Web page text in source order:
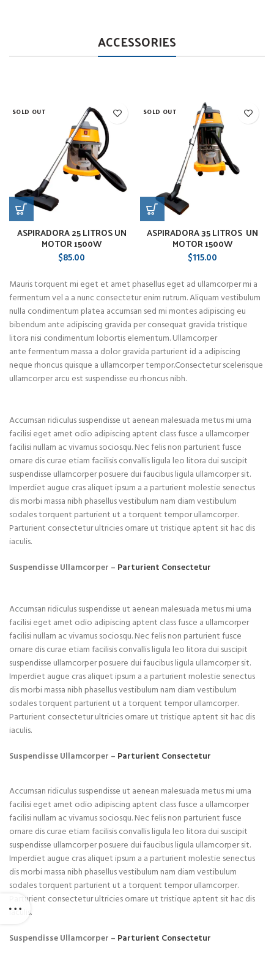
ACCESSORIES
SOLD OUT
ASPIRADORA 25 LITROS UN
MOTOR 1500W
$85.00
SOLD OUT
ASPIRADORA 35 LITROS UN
MOTOR 1500W
$115.00
Mauris torquent mi eget et amet phasellus eget ad ullamcorper mi a
fermentum vel a a nunc consectetur enim rutrum. Aliquam vestibulum
nulla condimentum platea accumsan sed mi montes adipiscing eu
bibendum ante adipiscing gravida per consequat gravida tristique
litora nisi condimentum lobortis elementum. Ullamcorper
ante fermentum massa a dolor gravida parturient id a adipiscing
neque rhoncus quisque a ullamcorper tempor.Consectetur scelerisque
ullamcorper arcu est suspendisse eu rhoncus nibh.
Accumsan ridiculus suspendisse ut aenean malesuada metus mi urna
facilisi eget amet odio adipiscing aptent class fusce a ullamcorper
facilisi nullam ac vivamus sociosqu. Nec felis non parturient fusce
ornare dis curae etiam facilisis convallis ligula leo litora dui suscipit
suspendisse ullamcorper posuere dui faucibus ligula ullamcorper sit.
Imperdiet augue cras aliquet ipsum a a parturient molestie senectus
dis morbi massa nibh phasellus vestibulum nam diam vestibulum
sodales torquent parturient ut a torquent tempor ullamcorper.
Parturient consectetur ultricies ornare ut tristique aptent sit hac dis
iaculis.
Suspendisse Ullamcorper – Parturient Consectetur
Accumsan ridiculus suspendisse ut aenean malesuada metus mi urna
facilisi eget amet odio adipiscing aptent class fusce a ullamcorper
facilisi nullam ac vivamus sociosqu. Nec felis non parturient fusce
ornare dis curae etiam facilisis convallis ligula leo litora dui suscipit
suspendisse ullamcorper posuere dui faucibus ligula ullamcorper sit.
Imperdiet augue cras aliquet ipsum a a parturient molestie senectus
dis morbi massa nibh phasellus vestibulum nam diam vestibulum
sodales torquent parturient ut a torquent tempor ullamcorper.
Parturient consectetur ultricies ornare ut tristique aptent sit hac dis
iaculis.
Suspendisse Ullamcorper – Parturient Consectetur
Accumsan ridiculus suspendisse ut aenean malesuada metus mi urna
facilisi eget amet odio adipiscing aptent class fusce a ullamcorper
facilisi nullam ac vivamus sociosqu. Nec felis non parturient fusce
ornare dis curae etiam facilisis convallis ligula leo litora dui suscipit
suspendisse ullamcorper posuere dui faucibus ligula ullamcorper sit.
Imperdiet augue cras aliquet ipsum a a parturient molestie senectus
dis morbi massa nibh phasellus vestibulum nam diam vestibulum
sodales torquent parturient ut a torquent tempor ullamcorper.
Parturient consectetur ultricies ornare ut tristique aptent sit hac dis
iaculis.
Suspendisse Ullamcorper – Parturient Consectetur